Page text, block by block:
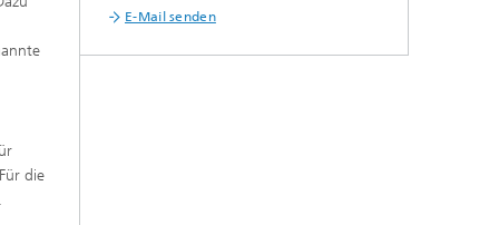
die
E-Mail senden